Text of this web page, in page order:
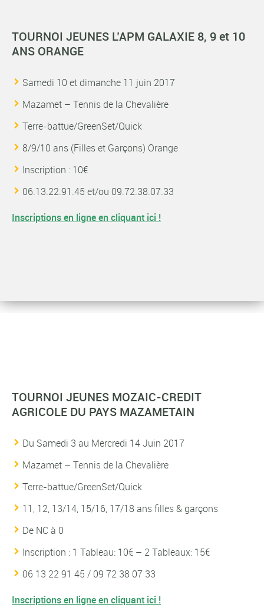
TOURNOI JEUNES L’APM GALAXIE 8, 9 et 10
ANS ORANGE
Samedi 10 et dimanche 11 juin 2017
Mazamet – Tennis de la Chevalière
Terre-battue/GreenSet/Quick
8/9/10 ans (Filles et Garçons) Orange
Inscription : 10€
06.13.22.91.45 et/ou 09.72.38.07.33
Inscriptions en ligne en cliquant ici !
TOURNOI JEUNES MOZAIC-CREDIT
AGRICOLE DU PAYS MAZAMETAIN
Du Samedi 3 au Mercredi 14 Juin 2017
Mazamet – Tennis de la Chevalière
Terre-battue/GreenSet/Quick
11, 12, 13/14, 15/16, 17/18 ans filles & garçons
De NC à 0
Inscription : 1 Tableau: 10€ – 2 Tableaux: 15€
06 13 22 91 45 / 09 72 38 07 33
Inscriptions en ligne en cliquant ici !